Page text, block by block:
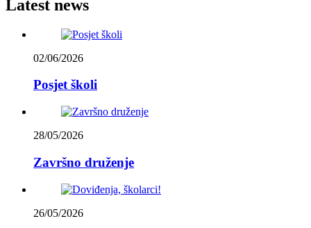
Latest news
02/06/2026
Posjet školi
28/05/2026
Završno druženje
26/05/2026